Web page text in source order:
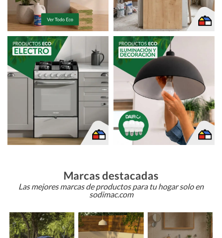
Marcas destacadas
Las mejores marcas de productos para tu hogar solo en
sodimac.com